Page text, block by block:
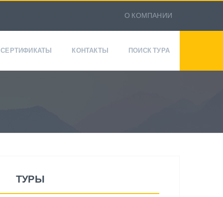
О КОМПАНИИ
СЕРТИФИКАТЫ КОНТАКТЫ ПОИСК ТУРА
ТУРЫ